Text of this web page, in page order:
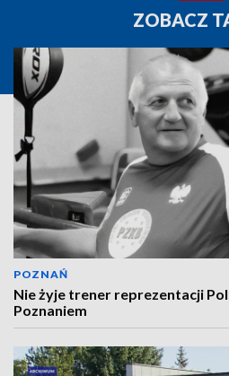
ZOBACZ
POZNAŃ
Nie żyje trener reprezentacji
Poznaniem